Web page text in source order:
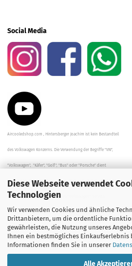
Diese Webseite verwendet
Technologien
Wir verwenden Cookies und ähnliche
Drittanbietern, um die ordentliche
gewährleisten, die Nutzung unseres
Ihnen ein bestmögliches Einkaufserlebnis
Informationen finden Sie in unserer
Alle
Social Media
Aircooledshop.com , Hintersberger Joachim ist kein Bestandteil
des Volkswagen Konzerns. Die Verwendung der Begriffe "VW",
"Volkswagen", "Käfer", "Golf", "Bus" oder "Porsche" dient
der Beschreibung der Teile und stellt in keinem Fall eine direkte
Verbindung zu dem Unternehmen "Volkswagen" her/da.
Die Beschreibungen, Zeichnungen und Angaben zur
Verwendung sind sorgfältig überprüft worden.